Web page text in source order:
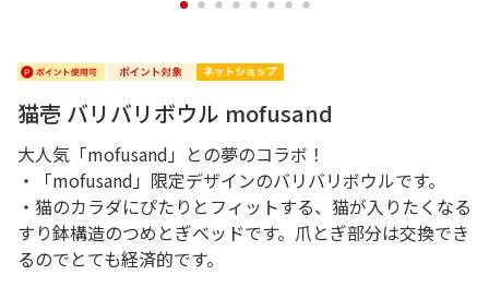
1 2 3 4 5 6 7 8
猫壱 バリバリボウル mofusand
大人気「mofusand」との夢のコラボ！
・「mofusand」限定デザインのバリバリボウルです。
・猫のカラダにぴたりとフィットする、猫が入りたくなる
すり鉢構造のつめとぎベッドです。爪とぎ部分は交換でき
るのでとても経済的です。